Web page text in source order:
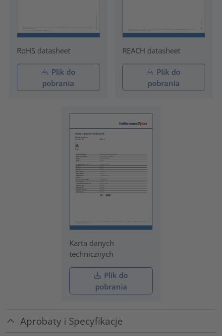
RoHS datasheet
Plik do
pobrania
REACH datasheet
Plik do
pobrania
Karta danych
technicznych
Plik do
pobrania
Aprobaty i Specyfikacje